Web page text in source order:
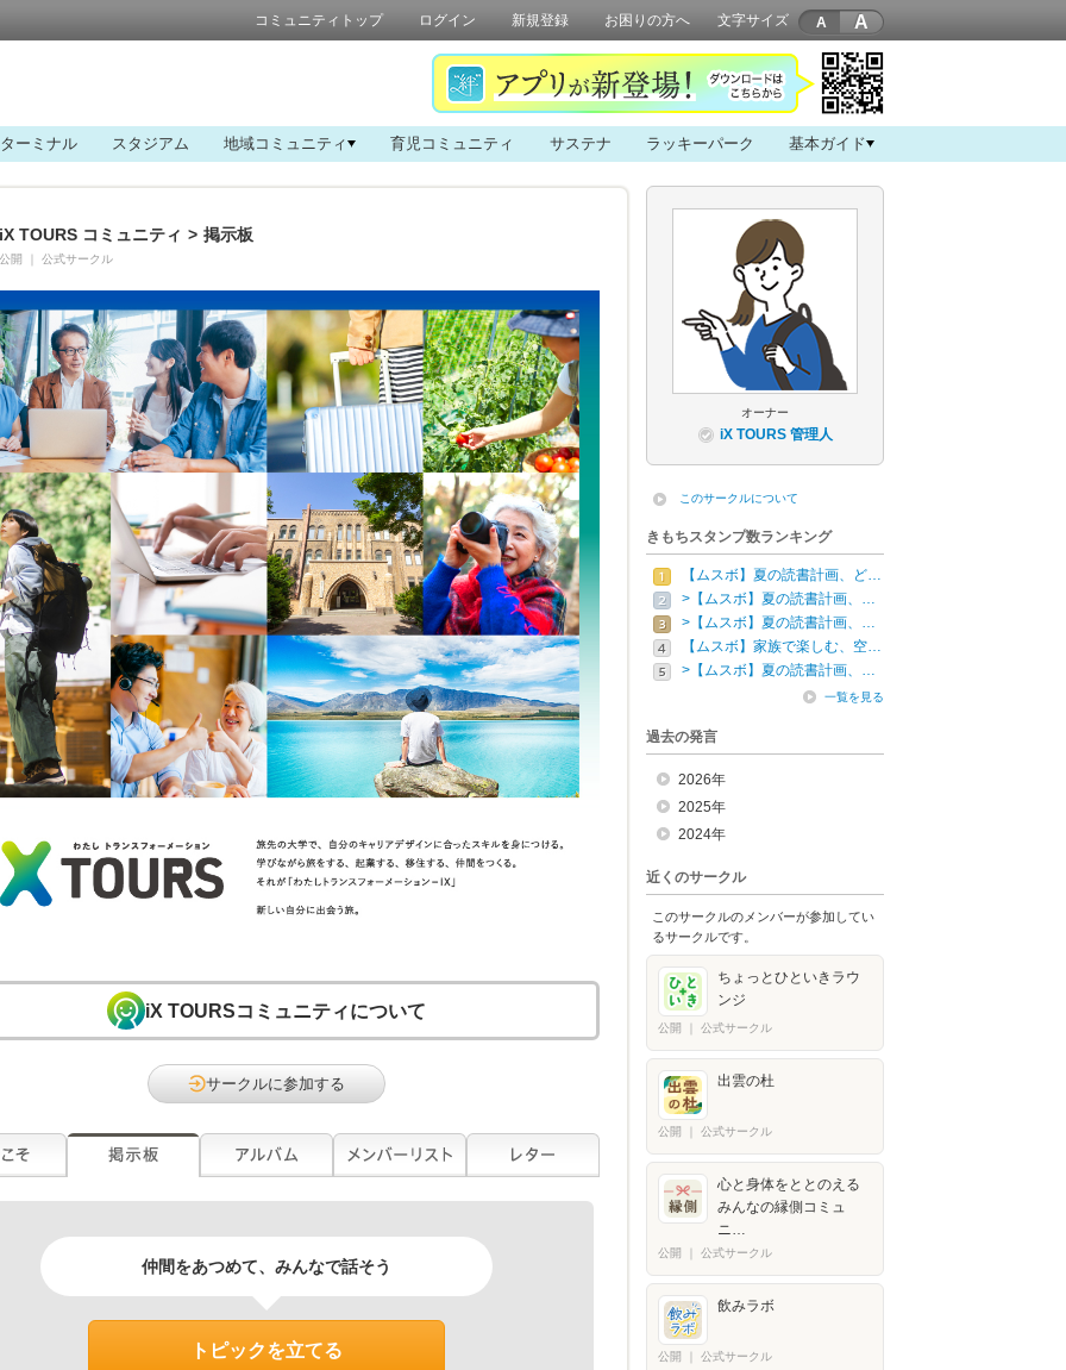
コミュニティトップ ログイン 新規登録 お困りの方へ 文字サイズ A
ーミナル スタジアム 地域コミュニティ 育児コミュニティ サステナ ラッキーパーク 基本ガイド
iX TOURS コミュニティ > 掲示板
公開 公式サークル
iX TOURSコミュニティについて
サークルに参加する
仲間をあつめて、みんなで話そう
トピックを立てる
オーナー
iX TOURS 管理人
このサークルについて
きもちスタンプ数ランキング
【ムスボ】夏の読書計画、ど…
>【ムスボ】夏の読書計画、…
>【ムスボ】夏の読書計画、…
【ムスボ】家族で楽しむ、空…
>【ムスボ】夏の読書計画、…
一覧を見る
過去の発言
2026年
2025年
2024年
近くのサークル
このサークルのメンバーが参加してい
るサークルです。
ちょっとひといきラウ
ンジ
公開 公式サークル
出雲の杜
公開 公式サークル
心と身体をととのえる
みんなの縁側コミュ
ニ…
公開 公式サークル
飲みラボ
公開 公式サークル